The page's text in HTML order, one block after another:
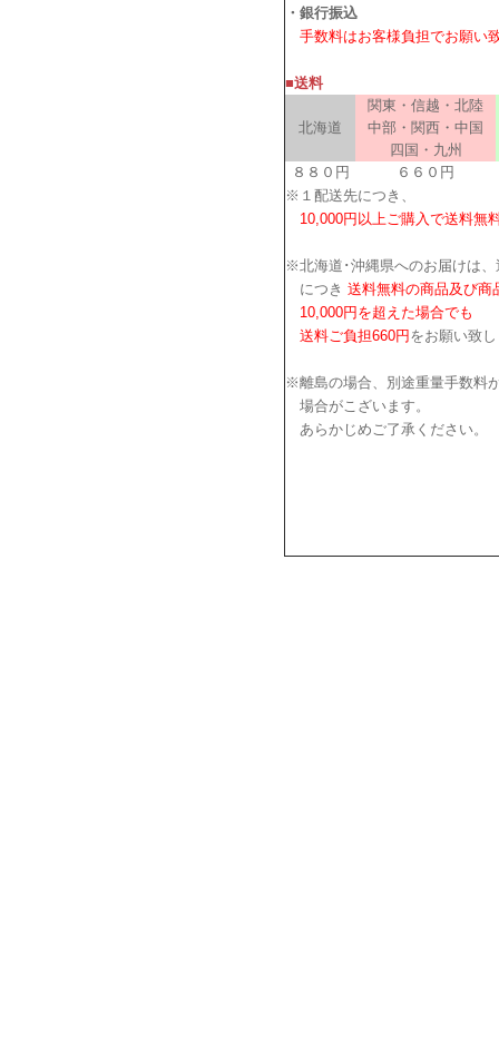
・銀行振込
手数料はお客様負担でお願い
■送料
北海道
関東・信越・北陸
中部・関西・中国
四国・九州
８８０円
６６０円
※１配送先につき、
10,000円以上ご購入で送料無
※北海道･沖縄県へのお届けは、
につき 送料無料の商品及び商
10,000円を超えた場合でも
送料ご負担660円 をお願い致
※離島の場合、別途重量手数料
場合がこざいます。
あらかじめご了承ください。